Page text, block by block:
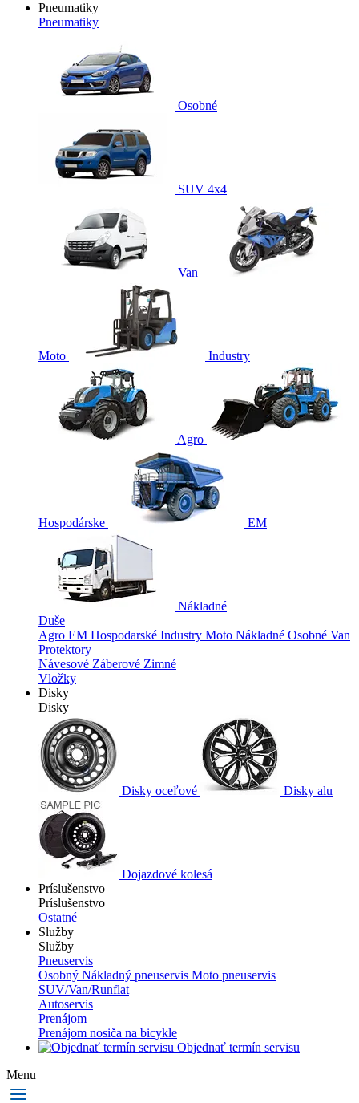
Pneumatiky
Pneumatiky
Osobné
SUV 4x4
Van
Moto Industry
Agro
Hospodárske EM
Nákladné
Duše
Agro EM Hospodarské Industry Moto Nákladné Osobné Van
Protektory
Návesové Záberové Zimné
Vložky
Disky
Disky
Disky oceľové Disky alu
Dojazdové kolesá
Príslušenstvo
Príslušenstvo
Ostatné
Služby
Služby
Pneuservis
Osobný Nákladný pneuservis Moto pneuservis
SUV/Van/Runflat
Autoservis
Prenájom
Prenájom nosiča na bicykle
Objednať termín servisu
Menu